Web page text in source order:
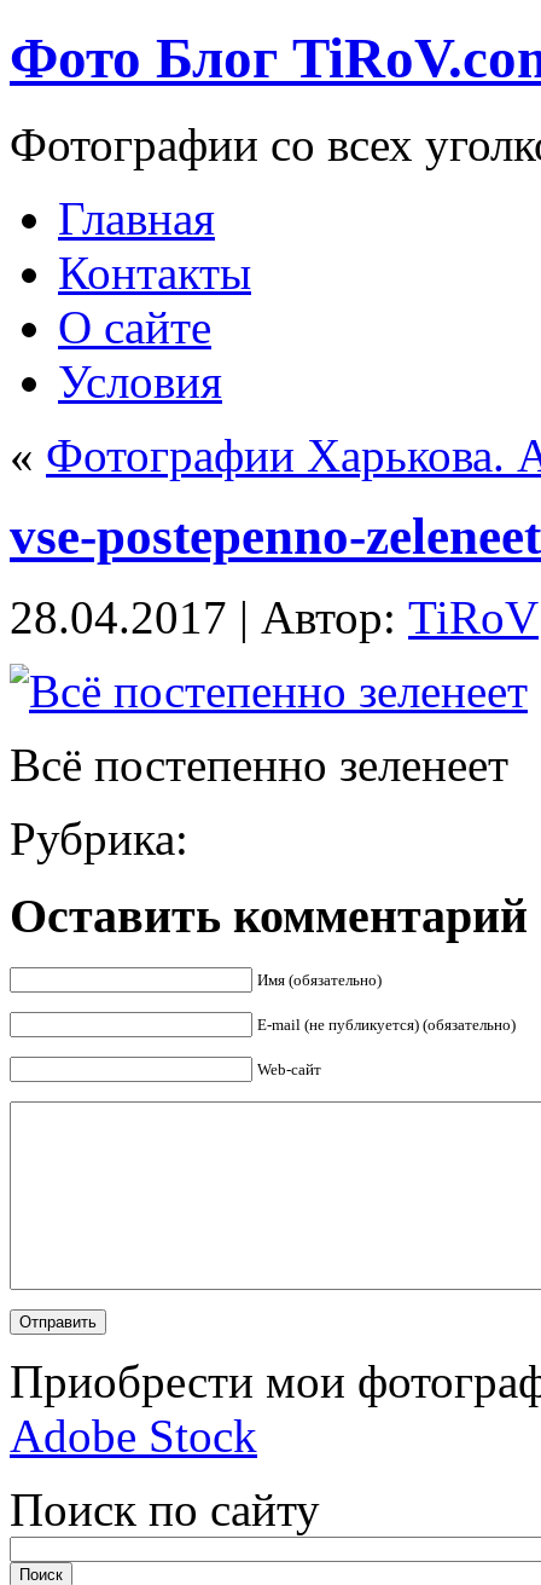
Фото Блог
Фотографии со всех
Главная
Контакты
О сайте
Условия
« Фотографии Харькова.
vse-postepenno-zeleneet
28.04.2017 | Автор: TiRoV
Всё постепенно зеленеет
Рубрика:
Оставить комментарий
Имя (обязательно)
E-mail (не публикуется) (обязательно)
Web-сайт
Приобрести мои
Adobe Stock
Поиск по сайту